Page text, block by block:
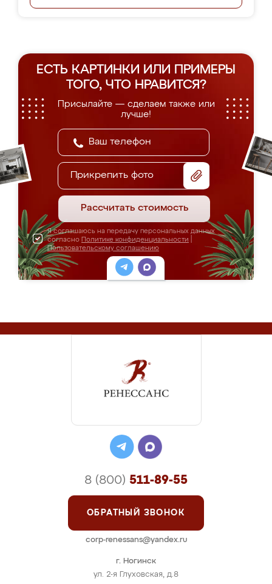
ЕСТЬ КАРТИНКИ ИЛИ ПРИМЕРЫ
ТОГО, ЧТО НРАВИТСЯ?
Присылайте — сделаем также или
лучше!
Прикрепить фото
Рассчитать стоимость
Я соглашаюсь на передачу персональных данных
согласно Политике конфиденциальности
Пользовательскому соглашению
г. Ногинск
ул. 2-я Глуховская, д.8
8 (800) 511-89-55
ОБРАТНЫЙ ЗВОНОК
corp-renessans@yandex.ru